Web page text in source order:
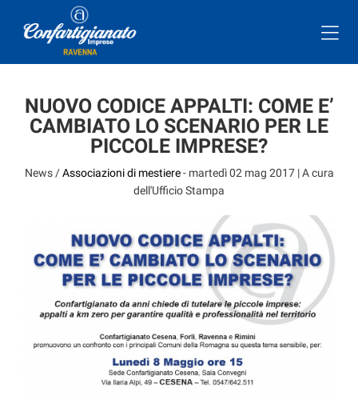
NUOVO CODICE APPALTI: COME E’
CAMBIATO LO SCENARIO PER LE
PICCOLE IMPRESE?
News /Associazioni di mestiere- martedì 02 mag 2017| A cura
dell'Ufficio Stampa